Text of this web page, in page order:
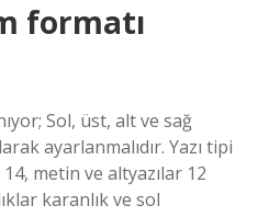
formatı
Sol, üst, alt ve sağ
ayarlanmalıdır. Yazı tipi
metin ve altyazılar 12
karanlık ve sol